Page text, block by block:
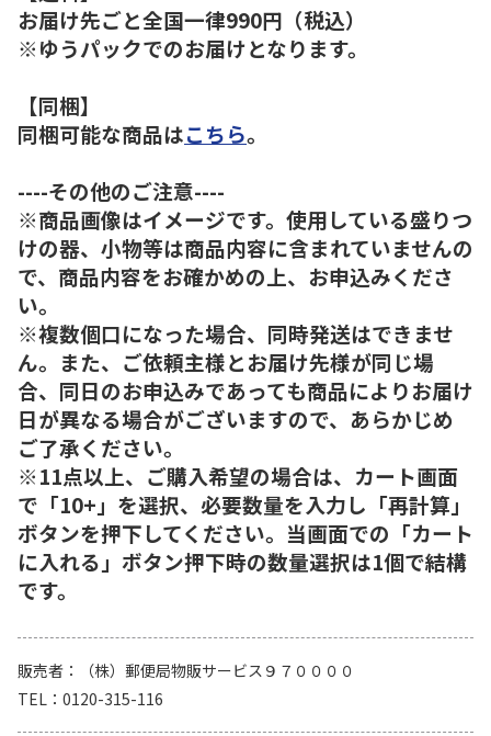
お届け先ごと全国一律990円（税込）
※ゆうパックでのお届けとなります。
【同梱】
同梱可能な商品はこちら。
----その他のご注意----
※商品画像はイメージです。使用している盛りつ
けの器、小物等は商品内容に含まれていませんの
で、商品内容をお確かめの上、お申込みくださ
い。
※複数個口になった場合、同時発送はできませ
ん。また、ご依頼主様とお届け先様が同じ場
合、同日のお申込みであっても商品によりお届け
日が異なる場合がございますので、あらかじめ
ご了承ください。
※11点以上、ご購入希望の場合は、カート画面
で「10+」を選択、必要数量を入力し「再計算」
ボタンを押下してください。当画面での「カート
に入れる」ボタン押下時の数量選択は1個で結構
です。
販売者
（株）郵便局物販サービス９７００００
TEL
0120-315-116